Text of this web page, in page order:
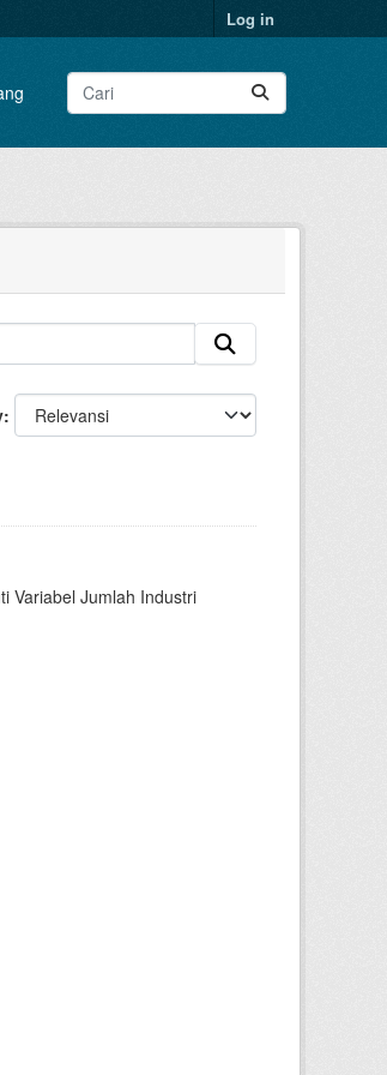
Log in
Variabel Jumlah Industri